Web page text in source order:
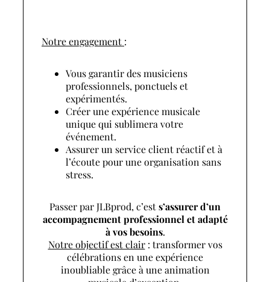
Notre engagement :
Vous garantir des musiciens
professionnels, ponctuels et
expérimentés.
Créer une expérience musicale
unique qui sublimera votre
événement.
Assurer un service client réactif et à
l’écoute pour une organisation sans
stress.
Passer par JLBprod, c’ests’assurer d’un
accompagnement professionnel et adapté
à vos besoins.
Notre objectif est clair: transformer vos
célébrations en une expérience
inoubliable grâce à une animation